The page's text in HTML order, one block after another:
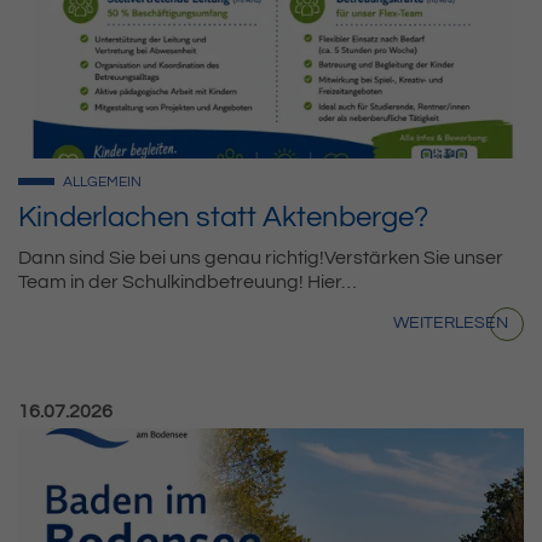
Kinderlachen statt Aktenberge?
ALLGEMEIN
Dann sind Sie bei uns genau richtig!Verstärken Sie unser
Team in der Schulkindbetreuung! Hier…
WEITERLESEN
Veröffentlicht am:
16.07.2026